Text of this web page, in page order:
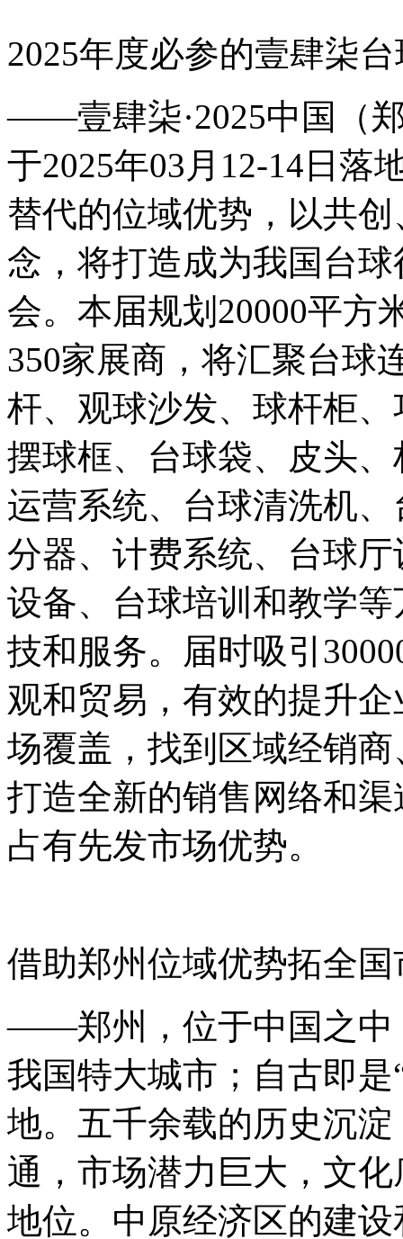
2025年度必参的壹肆柒
——壹肆柒·2025中国（
于2025年03月12-14日落
替代的位域优势，以共
念，将打造成为我国台
会。本届规划20000平方
350家展商，将汇聚台球
杆、观球沙发、球杆柜
摆球框、台球袋、皮头
运营系统、台球清洗机
分器、计费系统、台球
设备、台球培训和教学
技和服务。届时吸引
观和贸易，有效的提升
场覆盖，找到区域经销
打造全新的销售网络和
占有先发市场优势。
借助郑州位域优势拓全国
——郑州，位于中国之中
我国特大城市；自古即
地。五千余载的历史沉
通，市场潜力巨大，文
地位。中原经济区的建